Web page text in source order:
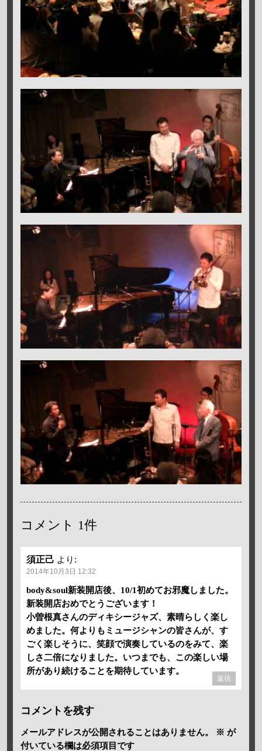
コメント 1件
須正己 より:
2014年10月3日 12:32
body&soul新装開店後、10/1初めてお邪魔しました。
新装開店おめでとうございます！
小曽根真さんのディキシージャズ、素晴らしく楽し
めました。何よりもミュージシャンの皆さんが、す
ごく楽しそうに、笑顔で演奏しているのをみて、楽
しさ二倍になりました。いつまでも、この楽しい場
所があり続けることを期待しています。
返信
コメントを残す
メールアドレスが公開されることはありません。 ※ が
付いている欄は必須項目です